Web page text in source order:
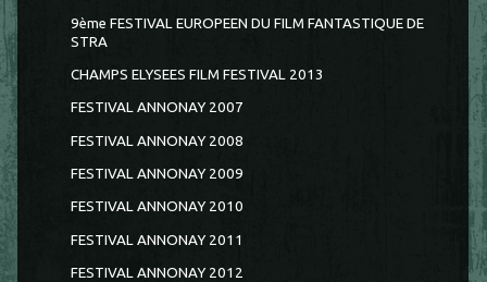
9ème FESTIVAL EUROPEEN DU FILM FANTASTIQUE DE
STRA
CHAMPS ELYSEES FILM FESTIVAL 2013
FESTIVAL ANNONAY 2007
FESTIVAL ANNONAY 2008
FESTIVAL ANNONAY 2009
FESTIVAL ANNONAY 2010
FESTIVAL ANNONAY 2011
FESTIVAL ANNONAY 2012